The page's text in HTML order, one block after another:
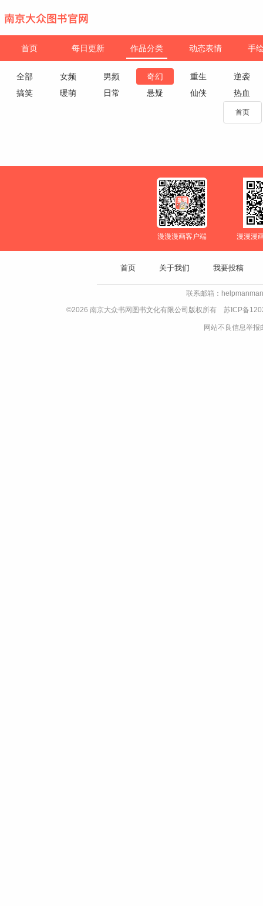
首页 每日更新 作品分类 动态表情 手
全部 女频 男频 奇幻 重生
逆袭
搞笑
暖萌 日常 悬疑 仙侠 热血
首页
漫漫漫画客户端 漫漫漫
首页 关于我们 我要投稿
联系邮箱：
©2026 南京大众书网图书文化有限公司版权所有 苏ICP备
网站不良信息举